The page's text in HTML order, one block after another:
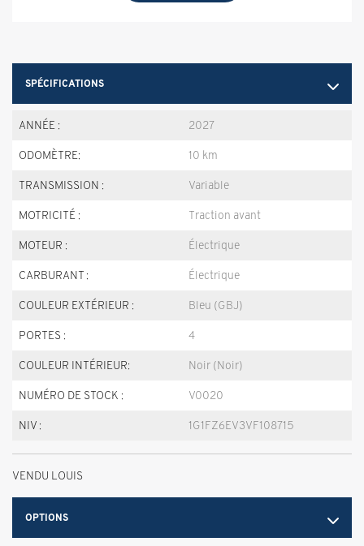
SPÉCIFICATIONS
ANNÉE : 2027
ODOMÈTRE: 10 km
TRANSMISSION : Variable
MOTRICITÉ : Traction avant
MOTEUR : Électrique
CARBURANT : Électrique
COULEUR EXTÉRIEUR : Bleu (GBJ)
PORTES : 4
COULEUR INTÉRIEUR: Noir (Noir)
NUMÉRO DE STOCK : V0020
NIV : 1G1FZ6EV3VF108715
VENDU LOUIS
OPTIONS